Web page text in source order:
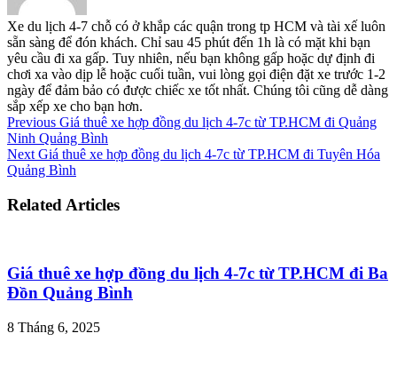
Xe du lịch 4-7 chỗ có ở khắp các quận trong tp HCM và tài xế luôn
sẵn sàng để đón khách. Chỉ sau 45 phút đến 1h là có mặt khi bạn
yêu cầu đi xa gấp. Tuy nhiên, nếu bạn không gấp hoặc dự định đi
chơi xa vào dịp lễ hoặc cuối tuần, vui lòng gọi điện đặt xe trước 1-2
ngày để đảm bảo có được chiếc xe tốt nhất. Chúng tôi cũng dễ dàng
sắp xếp xe cho bạn hơn.
Previous Giá thuê xe hợp đồng du lịch 4-7c từ TP.HCM đi Quảng
Ninh Quảng Bình
Next Giá thuê xe hợp đồng du lịch 4-7c từ TP.HCM đi Tuyên Hóa
Quảng Bình
Related Articles
Giá thuê xe hợp đồng du lịch 4-7c từ TP.HCM đi Ba
Đồn Quảng Bình
8 Tháng 6, 2025